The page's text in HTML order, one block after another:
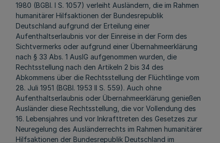
1980 (BGBI. I S. 1057) verleiht Ausländern, die im Rahmen
humanitärer Hilfsaktionen der Bundesrepublik
Deutschland aufgrund der Erteilung einer
Aufenthaltserlaubnis vor der Einreise in der Form des
Sichtvermerks oder aufgrund einer Übernahmeerklärung
nach § 33 Abs. 1 AuslG aufgenommen wurden, die
Rechtsstellung nach den Artikeln 2 bis 34 des
Abkommens über die Rechtsstellung der Flüchtlinge vom
28. Juli 1951 (BGBI. 1953 II S. 559). Auch ohne
Aufenthaltserlaubnis oder Übernahmeerklärung genießen
Ausländer diese Rechtsstellung, die vor Vollendung des
16. Lebensjahres und vor Inkrafttreten des Gesetzes zur
Neuregelung des Ausländerrechts im Rahmen humanitärer
Hilfsaktionen der Bundesrepublik Deutschland im